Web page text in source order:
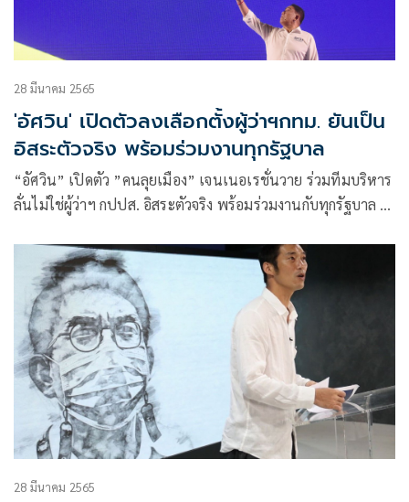
28 มีนาคม 2565
'อัศวิน' เปิดตัวลงเลือกตั้งผู้ว่าฯกทม. ยันเป็น
อิสระตัวจริง พร้อมร่วมงานทุกรัฐบาล
“อัศวิน” เปิดตัว ”คนลุยเมือง” เจนเนอเรชั่นวาย ร่วมทีมบริหาร
ลั่นไม่ใช่ผู้ว่าฯ กปปส. อิสระตัวจริง พร้อมร่วมงานกับทุกรัฐบาล ไร้
เปรียบไอน์สไตน์ยังทำข้อสอบไม่ถูกทั้งหมด ด้าน “จักรทิพย์” ไม่
โผล่ร่วมงาน
28 มีนาคม 2565